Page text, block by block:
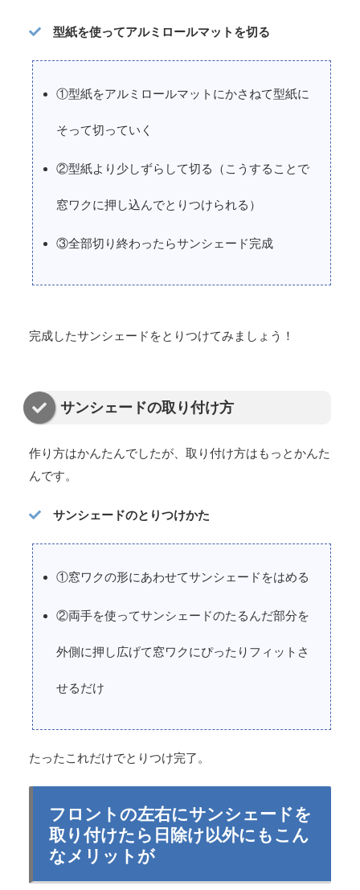
型紙を使ってアルミロールマットを切る
①型紙をアルミロールマットにかさねて型紙に
そって切っていく
②型紙より少しずらして切る（こうすることで
窓ワクに押し込んでとりつけられる）
③全部切り終わったらサンシェード完成
完成したサンシェードをとりつけてみましょう！
サンシェードの取り付け方
作り方はかんたんでしたが、取り付け方はもっとかんた
んです。
サンシェードのとりつけかた
①窓ワクの形にあわせてサンシェードをはめる
②両手を使ってサンシェードのたるんだ部分を
外側に押し広げて窓ワクにぴったりフィットさ
せるだけ
たったこれだけでとりつけ完了。
フロントの左右にサンシェードを
取り付けたら日除け以外にもこん
なメリットが